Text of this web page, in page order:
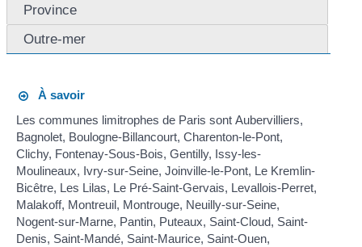
Province
Outre-mer
À savoir
Les communes limitrophes de Paris sont Aubervilliers,
Bagnolet, Boulogne-Billancourt, Charenton-le-Pont,
Clichy, Fontenay-Sous-Bois, Gentilly, Issy-les-
Moulineaux, Ivry-sur-Seine, Joinville-le-Pont, Le Kremlin-
Bicêtre, Les Lilas, Le Pré-Saint-Gervais, Levallois-Perret,
Malakoff, Montreuil, Montrouge, Neuilly-sur-Seine,
Nogent-sur-Marne, Pantin, Puteaux, Saint-Cloud, Saint-
Denis, Saint-Mandé, Saint-Maurice, Saint-Ouen,